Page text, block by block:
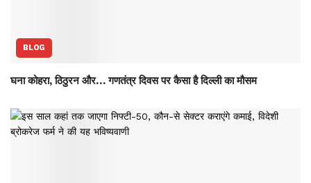
BLOG
घना कोहरा, ठिठुरन और… गणतंत्र दिवस पर कैसा है दिल्ली का मौसम